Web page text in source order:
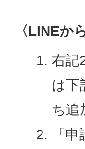
〈LINEか
右記
は下
ち追
「